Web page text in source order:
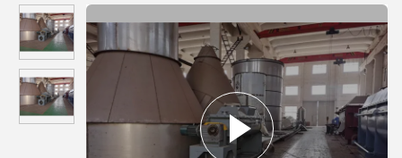
macchina